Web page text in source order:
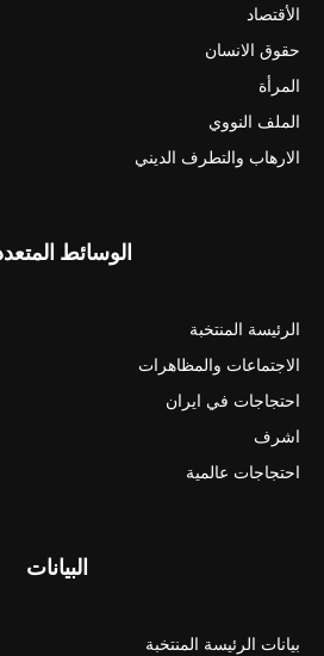
الأقتصاد
حقوق الانسان
المرأة
الملف النووي
الارهاب والتطرف الديني
الوسائط
الرئيسة المنتخبة
الاجتماعات والمظاهرات
احتجاجات في ايران
اشرف
احتجاجات عالمية
البيانات
بيانات الرئيسة المنتخبة